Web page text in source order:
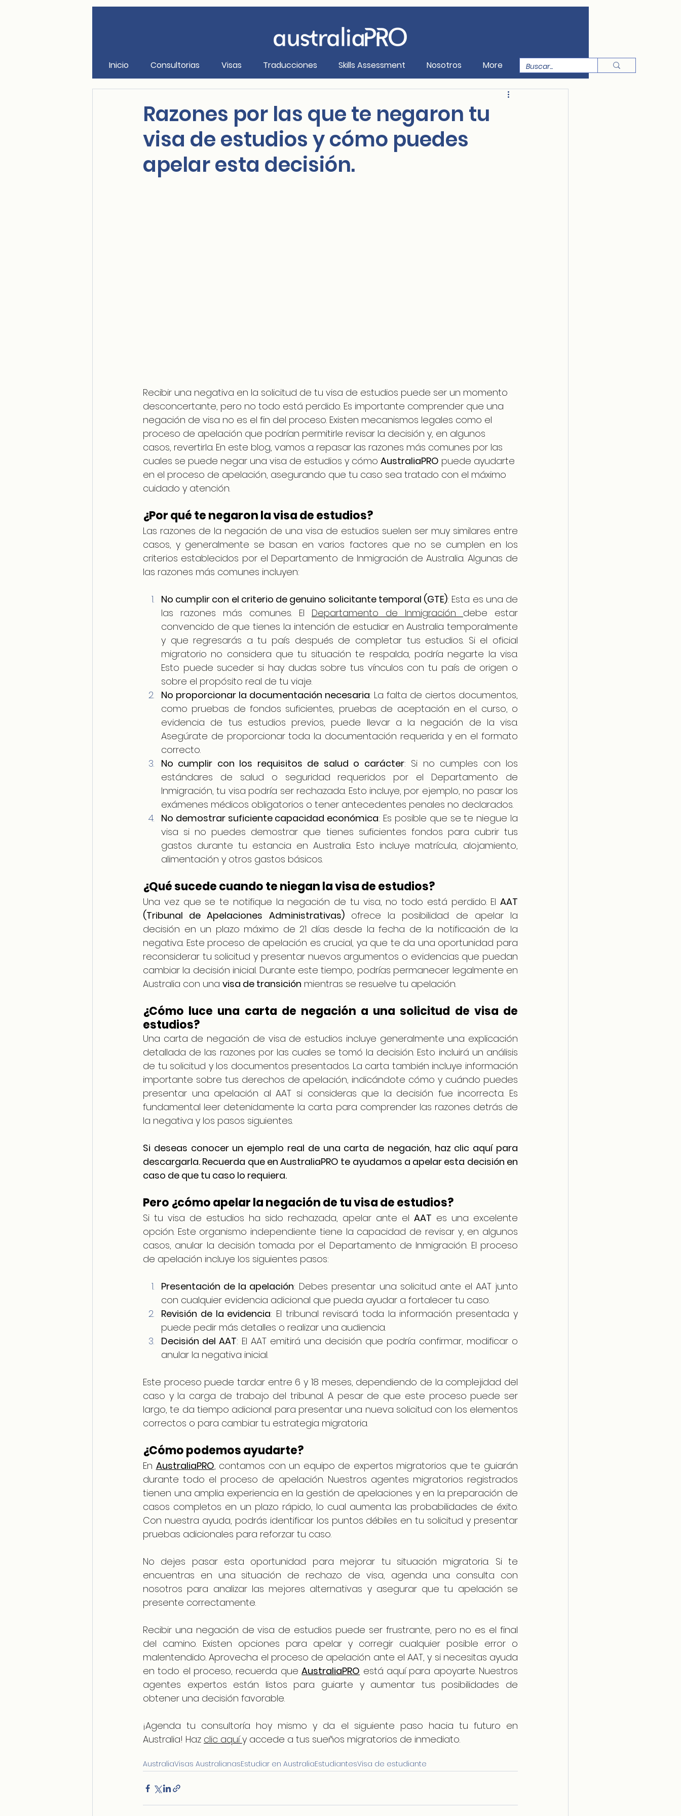
Inicio Consultorias Visas Traducciones Skills Assessment Nosotros More
Razones por las que te negaron tu
visa de estudios y cómo puedes
apelar esta decisión.
Recibir una negativa en la solicitud de tu visa de estudios puede ser un momento
desconcertante, pero no todo está perdido. Es importante comprender que una
negación de visa no es el fin del proceso. Existen mecanismos legales como el
proceso de apelación que podrían permitirle revisar la decisión y, en algunos
casos, revertirla. En este blog, vamos a repasar las razones más comunes por las
cuales se puede negar una visa de estudios y cómo AustraliaPRO puede ayudarte
en el proceso de apelación, asegurando que tu caso sea tratado con el máximo
cuidado y atención.
¿Por qué te negaron la visa de estudios?
Las razones de la negación de una visa de estudios suelen ser muy similares entre
casos, y generalmente se basan en varios factores que no se cumplen en los
criterios establecidos por el Departamento de Inmigración de Australia. Algunas de
las razones más comunes incluyen:
No cumplir con el criterio de genuino solicitante temporal (GTE): Esta es una de
las razones más comunes. El Departamento de Inmigración debe estar
convencido de que tienes la intención de estudiar en Australia temporalmente
y que regresarás a tu país después de completar tus estudios. Si el oficial
migratorio no considera que tu situación te respalda, podría negarte la visa.
Esto puede suceder si hay dudas sobre tus vínculos con tu país de origen o
sobre el propósito real de tu viaje.
No proporcionar la documentación necesaria: La falta de ciertos documentos,
como pruebas de fondos suficientes, pruebas de aceptación en el curso, o
evidencia de tus estudios previos, puede llevar a la negación de la visa.
Asegúrate de proporcionar toda la documentación requerida y en el formato
correcto.
No cumplir con los requisitos de salud o carácter: Si no cumples con los
estándares de salud o seguridad requeridos por el Departamento de
Inmigración, tu visa podría ser rechazada. Esto incluye, por ejemplo, no pasar los
exámenes médicos obligatorios o tener antecedentes penales no declarados.
No demostrar suficiente capacidad económica: Es posible que se te niegue la
visa si no puedes demostrar que tienes suficientes fondos para cubrir tus
gastos durante tu estancia en Australia. Esto incluye matrícula, alojamiento,
alimentación y otros gastos básicos.
¿Qué sucede cuando te niegan la visa de estudios?
Una vez que se te notifique la negación de tu visa, no todo está perdido. El AAT
(Tribunal de Apelaciones Administrativas) ofrece la posibilidad de apelar la
decisión en un plazo máximo de 21 días desde la fecha de la notificación de la
negativa. Este proceso de apelación es crucial, ya que te da una oportunidad para
reconsiderar tu solicitud y presentar nuevos argumentos o evidencias que puedan
cambiar la decisión inicial. Durante este tiempo, podrías permanecer legalmente en
Australia con una visa de transición mientras se resuelve tu apelación.
¿Cómo luce una carta de negación a una solicitud de visa de
estudios?
Una carta de negación de visa de estudios incluye generalmente una explicación
detallada de las razones por las cuales se tomó la decisión. Esto incluirá un análisis
de tu solicitud y los documentos presentados. La carta también incluye información
importante sobre tus derechos de apelación, indicándote cómo y cuándo puedes
presentar una apelación al AAT si consideras que la decisión fue incorrecta. Es
fundamental leer detenidamente la carta para comprender las razones detrás de
la negativa y los pasos siguientes.
Si deseas conocer un ejemplo real de una carta de negación, haz clic aquí para
descargarla. Recuerda que en AustraliaPRO te ayudamos a apelar esta decisión en
caso de que tu caso lo requiera.
Pero ¿cómo apelar la negación de tu visa de estudios?
Si tu visa de estudios ha sido rechazada, apelar ante el AAT es una excelente
opción. Este organismo independiente tiene la capacidad de revisar y, en algunos
casos, anular la decisión tomada por el Departamento de Inmigración. El proceso
de apelación incluye los siguientes pasos:
Presentación de la apelación: Debes presentar una solicitud ante el AAT junto
con cualquier evidencia adicional que pueda ayudar a fortalecer tu caso.
Revisión de la evidencia: El tribunal revisará toda la información presentada y
puede pedir más detalles o realizar una audiencia.
Decisión del AAT: El AAT emitirá una decisión que podría confirmar, modificar o
anular la negativa inicial.
Este proceso puede tardar entre 6 y 18 meses, dependiendo de la complejidad del
caso y la carga de trabajo del tribunal. A pesar de que este proceso puede ser
largo, te da tiempo adicional para presentar una nueva solicitud con los elementos
correctos o para cambiar tu estrategia migratoria.
¿Cómo podemos ayudarte?
En AustraliaPRO, contamos con un equipo de expertos migratorios que te guiarán
durante todo el proceso de apelación. Nuestros agentes migratorios registrados
tienen una amplia experiencia en la gestión de apelaciones y en la preparación de
casos completos en un plazo rápido, lo cual aumenta las probabilidades de éxito.
Con nuestra ayuda, podrás identificar los puntos débiles en tu solicitud y presentar
pruebas adicionales para reforzar tu caso.
No dejes pasar esta oportunidad para mejorar tu situación migratoria. Si te
encuentras en una situación de rechazo de visa, agenda una consulta con
nosotros para analizar las mejores alternativas y asegurar que tu apelación se
presente correctamente.
Recibir una negación de visa de estudios puede ser frustrante, pero no es el final
del camino. Existen opciones para apelar y corregir cualquier posible error o
malentendido. Aprovecha el proceso de apelación ante el AAT, y si necesitas ayuda
en todo el proceso, recuerda que AustraliaPRO está aquí para apoyarte. Nuestros
agentes expertos están listos para guiarte y aumentar tus posibilidades de
obtener una decisión favorable.
¡Agenda tu consultoría hoy mismo y da el siguiente paso hacia tu futuro en
Australia! Haz clic aquí y accede a tus sueños migratorios de inmediato.
AustraliaVisas AustralianasEstudiar en AustraliaEstudiantesVisa de estudiante